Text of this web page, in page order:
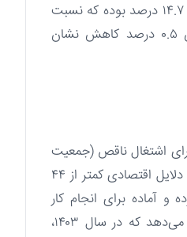
۳۵ ساله در سال ۱۴۰۳، ۱۴.۷ درصد بوده که نسبت
به سال ۱۴۰۲ به میزان ۰.۵ درصد کاهش نشان
اشتغال ناقص (جمعیت
۱۵ ساله و بیشتر که به دلایل اقتصادی کمتر از ۴۴
و آماده برای انجام کار
اضافی بوده‌اند) نشان می‌دهد که در سال ۱۴۰۳،